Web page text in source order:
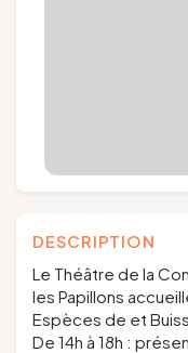
DESCRIPTION
Le Théâtre de la
les Papillons
Espèces de et
De 14h à 18h :